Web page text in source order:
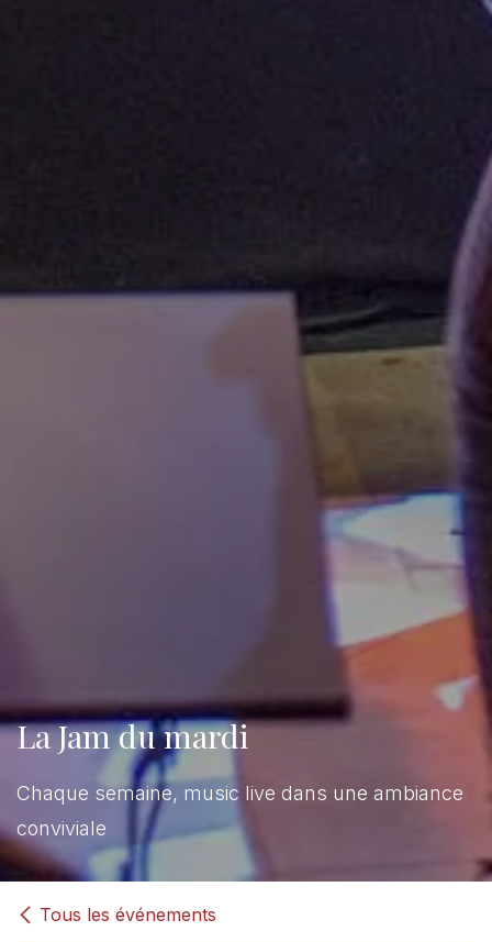
La Jam du mardi
Chaque semaine, music live dans une ambiance
conviviale
Tous les événements